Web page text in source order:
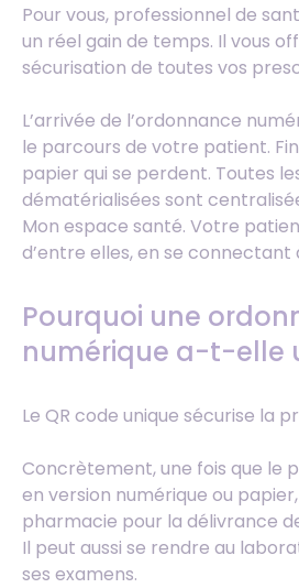
Pour vous, professionnel de
un réel gain de temps. Il vous
sécurisation de toutes vos
L’arrivée de l’ordonnance
le parcours de votre patient.
papier qui se perdent. Toutes
dématérialisées sont
Mon espace santé. Votre
d’entre elles, en se
Pourquoi une
numérique a-t-elle
Le QR code unique sécurise la
Concrètement, une fois que le
en version numérique ou
pharmacie pour la délivrance
Il peut aussi se rendre au
ses examens.